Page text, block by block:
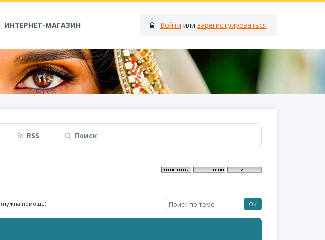
Войти или зарегистрироваться
ИНТЕРНЕТ-МАГАЗИН
RSS Поиск
(нужна помощь)